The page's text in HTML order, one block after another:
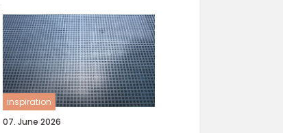
inspiration
07. June 2026